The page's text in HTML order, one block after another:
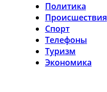
Политика
Происшествия
Спорт
Телефоны
Туризм
Экономика